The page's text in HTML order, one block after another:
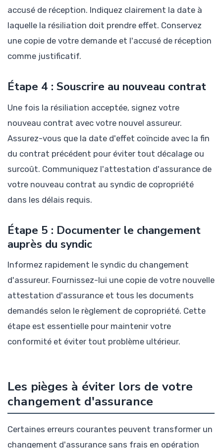
accusé de réception. Indiquez clairement la date à
laquelle la résiliation doit prendre effet. Conservez
une copie de votre demande et l'accusé de réception
comme justificatif.
Étape 4 : Souscrire au nouveau contrat
Une fois la résiliation acceptée, signez votre
nouveau contrat avec votre nouvel assureur.
Assurez-vous que la date d'effet coïncide avec la fin
du contrat précédent pour éviter tout décalage ou
surcoût. Communiquez l'attestation d'assurance de
votre nouveau contrat au syndic de copropriété
dans les délais requis.
Étape 5 : Documenter le changement
auprès du syndic
Informez rapidement le syndic du changement
d'assureur. Fournissez-lui une copie de votre nouvelle
attestation d'assurance et tous les documents
demandés selon le règlement de copropriété. Cette
étape est essentielle pour maintenir votre
conformité et éviter tout problème ultérieur.
Les pièges à éviter lors de votre
changement d'assurance
Certaines erreurs courantes peuvent transformer un
changement d'assurance sans frais en opération